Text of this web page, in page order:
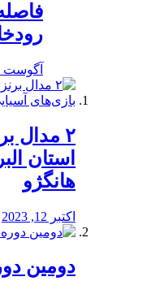
آگوست 21, 2019
استان
هانگژو
اکتبر 12, 2023
دومین